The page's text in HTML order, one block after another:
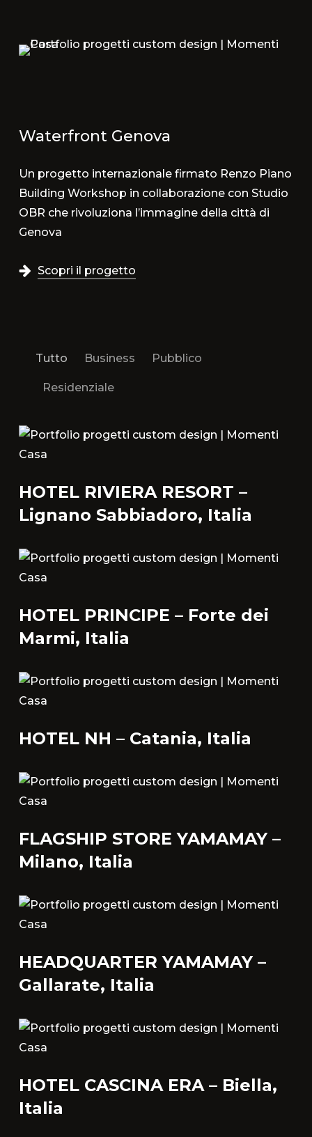
Waterfront Genova
Un progetto internazionale firmato Renzo Piano
Building Workshop in collaborazione con Studio
OBR che rivoluziona l’immagine della città di
Genova
Scopri il progetto
Tutto Business Pubblico
Residenziale
HOTEL RIVIERA RESORT –
Lignano Sabbiadoro, Italia
HOTEL PRINCIPE – Forte dei
Marmi, Italia
HOTEL NH – Catania, Italia
FLAGSHIP STORE YAMAMAY –
Milano, Italia
HEADQUARTER YAMAMAY –
Gallarate, Italia
HOTEL CASCINA ERA – Biella,
Italia